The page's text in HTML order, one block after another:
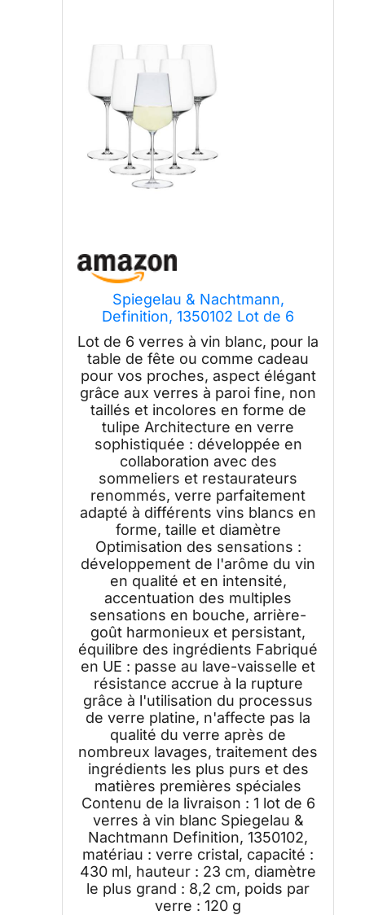
Spiegelau & Nachtmann,
Definition, 1350102 Lot de 6
verres à vin blanc, en cristal, 430
ml
Lot de 6 verres à vin blanc, pour la
table de fête ou comme cadeau
pour vos proches, aspect élégant
grâce aux verres à paroi fine, non
taillés et incolores en forme de
tulipe Architecture en verre
sophistiquée : développée en
collaboration avec des
sommeliers et restaurateurs
renommés, verre parfaitement
adapté à différents vins blancs en
forme, taille et diamètre
Optimisation des sensations :
développement de l'arôme du vin
en qualité et en intensité,
accentuation des multiples
sensations en bouche, arrière-
goût harmonieux et persistant,
équilibre des ingrédients Fabriqué
en UE : passe au lave-vaisselle et
résistance accrue à la rupture
grâce à l'utilisation du processus
de verre platine, n'affecte pas la
qualité du verre après de
nombreux lavages, traitement des
ingrédients les plus purs et des
matières premières spéciales
Contenu de la livraison : 1 lot de 6
verres à vin blanc Spiegelau &
Nachtmann Definition, 1350102,
matériau : verre cristal, capacité :
430 ml, hauteur : 23 cm, diamètre
le plus grand : 8,2 cm, poids par
verre : 120 g